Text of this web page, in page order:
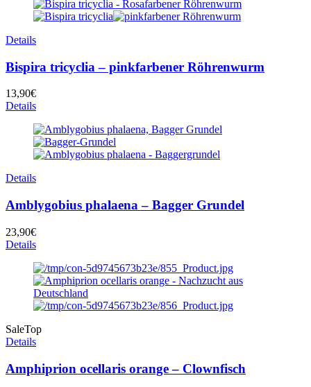
Details
Bispira tricyclia – pinkfarbener Röhrenwurm
13,90€
Details
Details
Amblygobius phalaena – Bagger Grundel
23,90€
Details
SaleTop
Details
Amphiprion ocellaris orange – Clownfisch